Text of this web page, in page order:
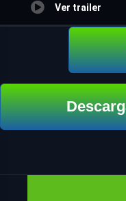
Ver trailer